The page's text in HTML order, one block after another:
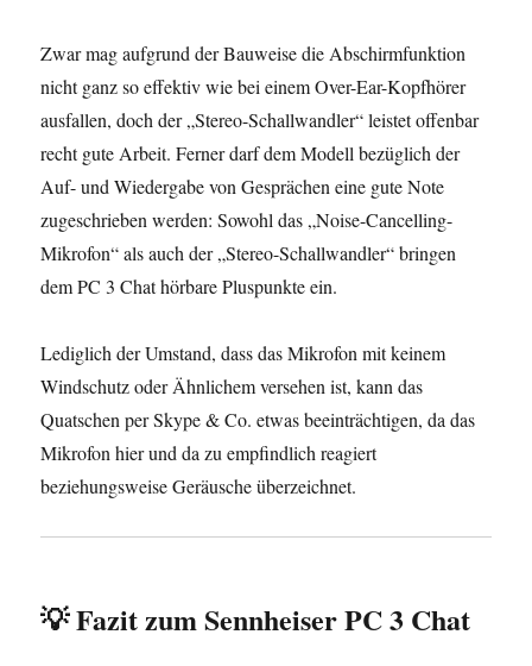
Zwar mag aufgrund der Bauweise die Abschirmfunktion
nicht ganz so effektiv wie bei einem Over-Ear-Kopfhörer
ausfallen, doch der „Stereo-Schallwandler“ leistet offenbar
recht gute Arbeit. Ferner darf dem Modell bezüglich der
Auf- und Wiedergabe von Gesprächen eine gute Note
zugeschrieben werden: Sowohl das „Noise-Cancelling-
Mikrofon“ als auch der „Stereo-Schallwandler“ bringen
dem PC 3 Chat hörbare Pluspunkte ein.
Lediglich der Umstand, dass das Mikrofon mit keinem
Windschutz oder Ähnlichem versehen ist, kann das
Quatschen per Skype & Co. etwas beeinträchtigen, da das
Mikrofon hier und da zu empfindlich reagiert
beziehungsweise Geräusche überzeichnet.
💡 Fazit zum Sennheiser PC 3 Chat